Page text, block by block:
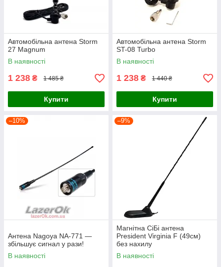
Автомобільна антена Storm
27 Magnum
В наявності
1 238 ₴ 1 485 ₴
Купити
Автомобільна антена Storm
ST-08 Turbo
В наявності
1 238 ₴ 1 440 ₴
Купити
–10%
Антена Nagoya NA-771 —
збільшує сигнал у рази!
В наявності
–9%
Магнітна СіБі антена
President Virginia F (49см)
без нахилу
В наявності